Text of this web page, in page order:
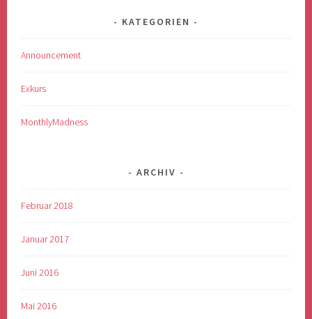
KATEGORIEN
Announcement
Exkurs
MonthlyMadness
ARCHIV
Februar 2018
Januar 2017
Juni 2016
Mai 2016